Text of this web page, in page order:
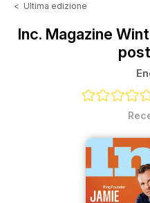
< Ultima edizione
Inc. Magazine